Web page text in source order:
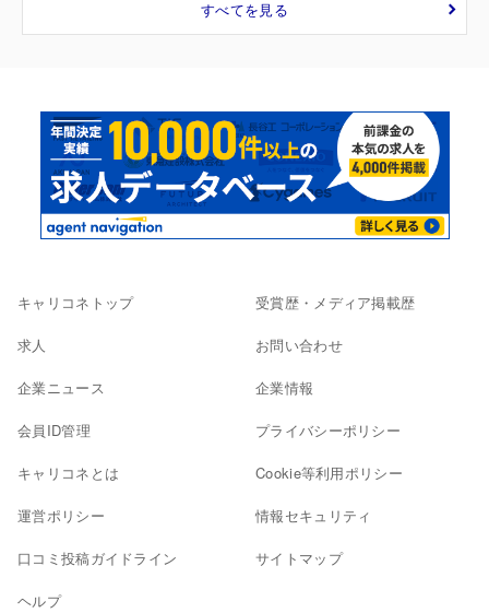
すべてを見る
キャリコネトップ
求人
企業ニュース
会員ID管理
キャリコネとは
運営ポリシー
口コミ投稿ガイドライン
ヘルプ
受賞歴・メディア掲載歴
お問い合わせ
企業情報
プライバシーポリシー
Cookie等利用ポリシー
情報セキュリティ
サイトマップ